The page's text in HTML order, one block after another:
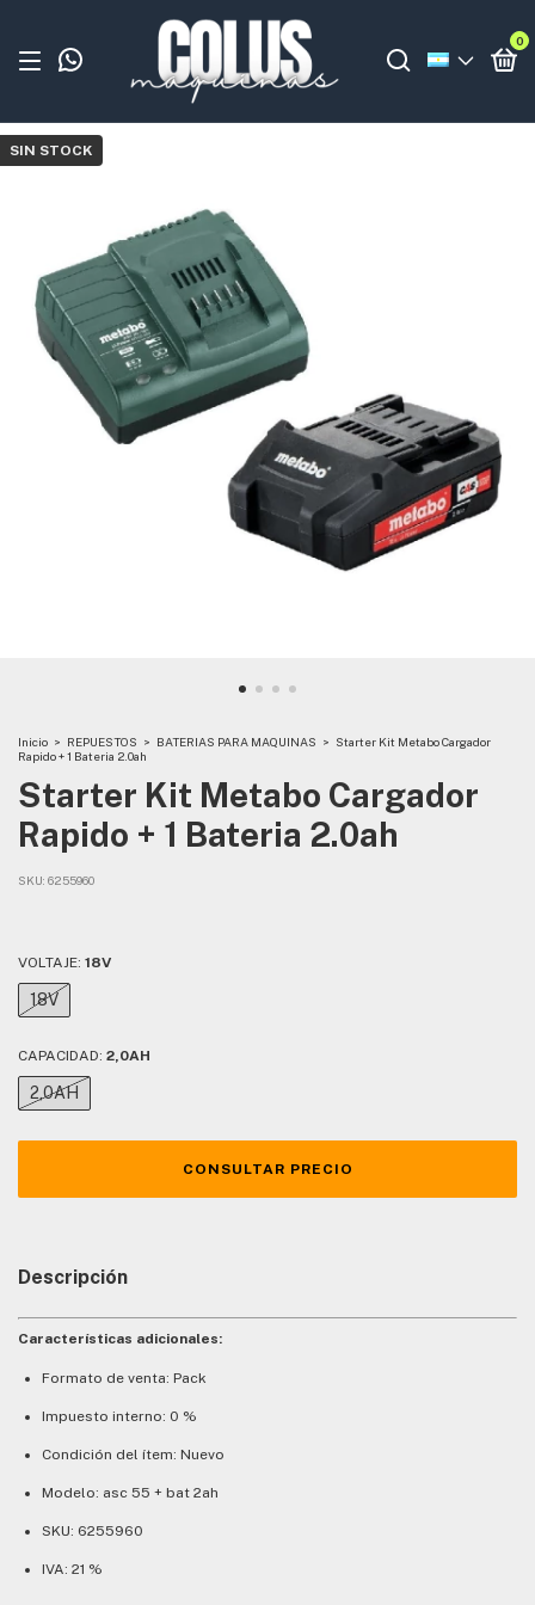
0
SIN STOCK
Inicio > REPUESTOS > BATERIAS PARA MAQUINAS > Starter Kit Metabo Cargador
Rapido + 1 Bateria 2.0ah
Starter Kit Metabo Cargador
Rapido + 1 Bateria 2.0ah
SKU: 6255960
VOLTAJE: 18V
18V
CAPACIDAD: 2,0AH
2,0AH
Descripción
Características adicionales:
Formato de venta: Pack
Impuesto interno: 0 %
Condición del ítem: Nuevo
Modelo: asc 55 + bat 2ah
SKU: 6255960
IVA: 21 %